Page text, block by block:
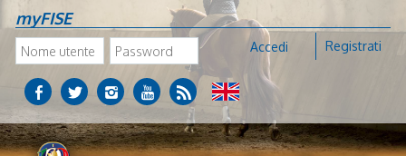
myFISE
Accedi Registrati